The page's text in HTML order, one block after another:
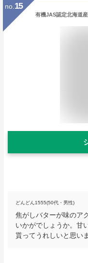
no. 15
どんどん1555(50代・男性)
焦がしバターが味のア
いかがでしょうか。甘
貰ってうれしいと思い